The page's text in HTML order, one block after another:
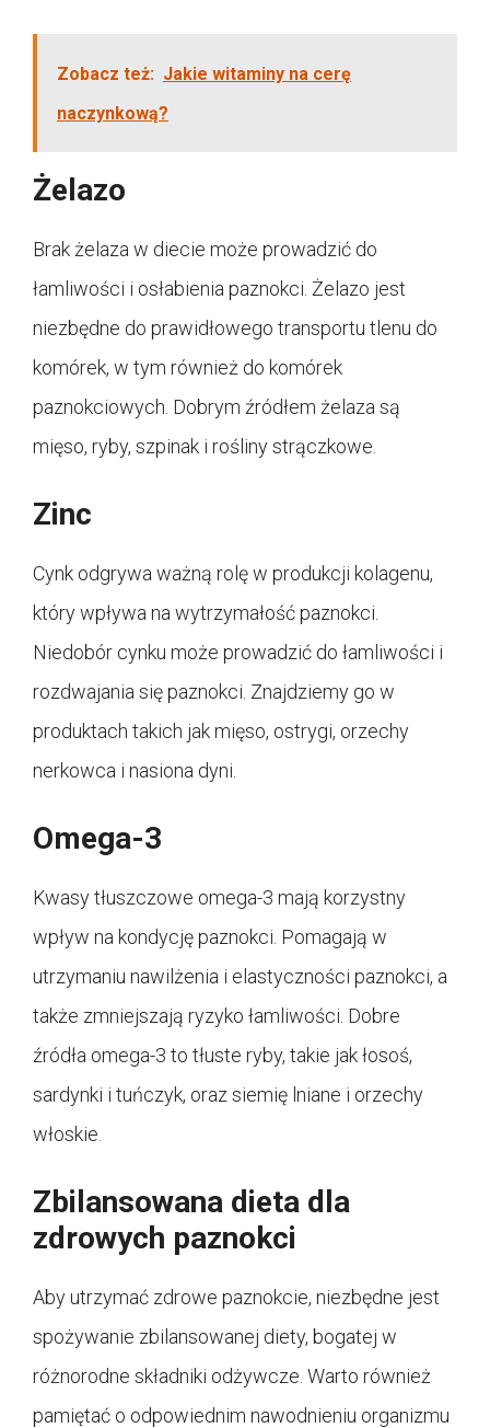
Zobacz też: Jakie witaminy na cerę
naczynkową?
Żelazo
Brak żelaza w diecie może prowadzić do
łamliwości i osłabienia paznokci. Żelazo jest
niezbędne do prawidłowego transportu tlenu do
komórek, w tym również do komórek
paznokciowych. Dobrym źródłem żelaza są
mięso, ryby, szpinak i rośliny strączkowe.
Zinc
Cynk odgrywa ważną rolę w produkcji kolagenu,
który wpływa na wytrzymałość paznokci.
Niedobór cynku może prowadzić do łamliwości i
rozdwajania się paznokci. Znajdziemy go w
produktach takich jak mięso, ostrygi, orzechy
nerkowca i nasiona dyni.
Omega-3
Kwasy tłuszczowe omega-3 mają korzystny
wpływ na kondycję paznokci. Pomagają w
utrzymaniu nawilżenia i elastyczności paznokci, a
także zmniejszają ryzyko łamliwości. Dobre
źródła omega-3 to tłuste ryby, takie jak łosoś,
sardynki i tuńczyk, oraz siemię lniane i orzechy
włoskie.
Zbilansowana dieta dla
zdrowych paznokci
Aby utrzymać zdrowe paznokcie, niezbędne jest
spożywanie zbilansowanej diety, bogatej w
różnorodne składniki odżywcze. Warto również
pamiętać o odpowiednim nawodnieniu organizmu